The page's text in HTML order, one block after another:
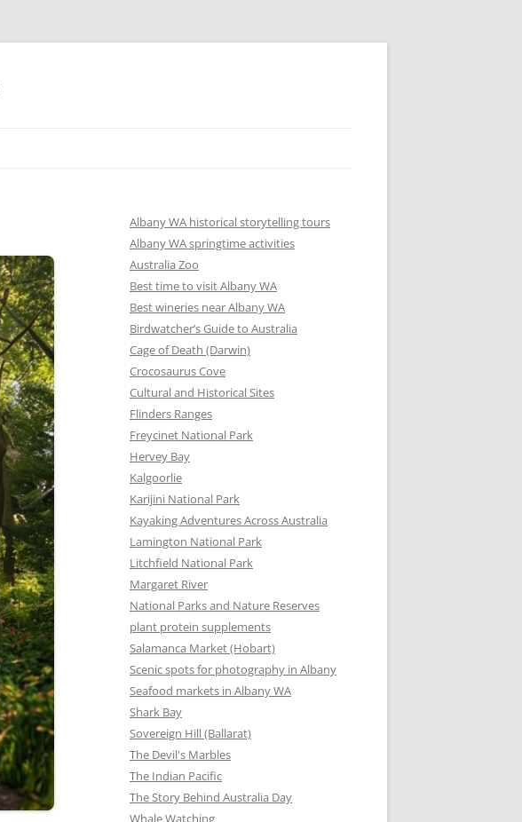
Albany WA historical storytelling tours
Albany WA springtime activities
Australia Zoo
Best time to visit Albany WA
Best wineries near Albany WA
Birdwatcher’s Guide to Australia
Cage of Death (Darwin)
Crocosaurus Cove
Cultural and Historical Sites
Flinders Ranges
Freycinet National Park
Hervey Bay
Kalgoorlie
Karijini National Park
Kayaking Adventures Across Australia
Lamington National Park
Litchfield National Park
Margaret River
National Parks and Nature Reserves
plant protein supplements
Salamanca Market (Hobart)
Scenic spots for photography in Albany
Seafood markets in Albany WA
Shark Bay
Sovereign Hill (Ballarat)
The Devil's Marbles
The Indian Pacific
The Story Behind Australia Day
Whale Watching